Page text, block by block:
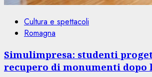
Cultura e spettacoli
Romagna
Simulimpresa: studenti
recupero di monumenti dopo